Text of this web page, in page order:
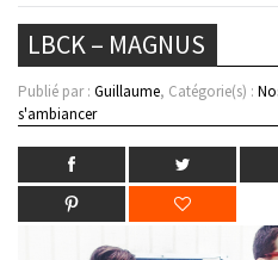
LBCK – MAGNUS
Publié par : Guillaume, Catégorie(s) :
s'ambiancer